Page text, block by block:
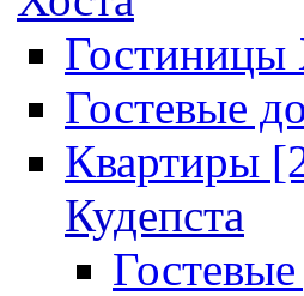
Гостевые
Квартиры
Кудепста